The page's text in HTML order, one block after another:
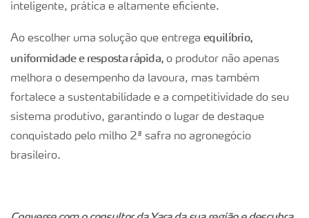
inteligente, prática e altamente eficiente.
Ao escolher uma solução que entrega equilíbrio,
uniformidade e resposta rápida, o produtor não apenas
melhora o desempenho da lavoura, mas também
fortalece a sustentabilidade e a competitividade do seu
sistema produtivo, garantindo o lugar de destaque
conquistado pelo milho 2ª safra no agronegócio
brasileiro.